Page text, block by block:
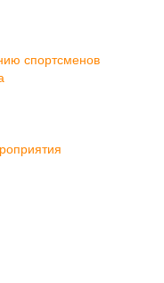
спортсменов